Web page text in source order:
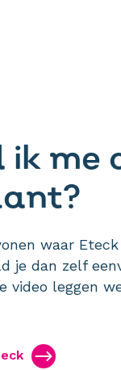
ik me
waar
je dan zelf
video leggen